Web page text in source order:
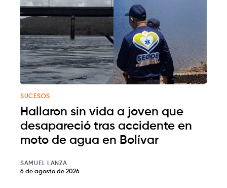
SUCESOS
Hallaron sin vida a joven que
desapareció tras accidente en
moto de agua en Bolívar
SAMUEL LANZA
6 de agosto de 2026